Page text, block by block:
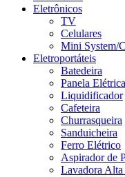
Eletrônicos
TV
Celulares
Mini System/
Eletroportáteis
Batedeira
Panela Elétrica
Liquidificador
Cafeteira
Churrasqueira
Sanduicheira
Ferro Elétrico
Aspirador de
Lavadora Alta